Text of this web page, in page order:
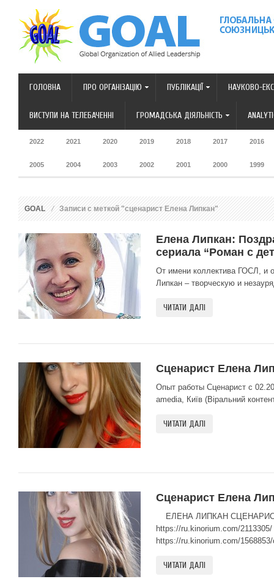
ГОЛОВНА ПРО ОРГАНІЗАЦІЮ ПУБЛІКАЦІЇ НАУКОВО-
ВИСТУПИ НА ТЕЛЕБАЧЕННІ ГРОМАДСЬКА ДІЯЛЬНІСТЬ
2022 2021 2020 2019 2018 2017 2016
2005 2004 2003 2002 2001 2000 1999
GOAL Записи с меткой "сценарист Елена Липкан"
Елена Липкан:
сериала “Роман с
От имени коллектива ГОСЛ, и
Липкан – творческую и
ЧИТАТИ ДАЛІ
Сценарист Елена
Опыт работы Сценарист с
amedia, Київ (Віральний
ЧИТАТИ ДАЛІ
Сценарист Елена
ЕЛЕНА ЛИПКАН СЦЕНАРИСТ
https://ru.kinorium.com/
https://ru.kinorium.com/
ЧИТАТИ ДАЛІ